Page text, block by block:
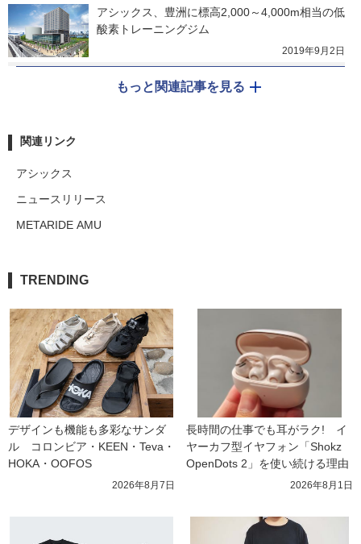
アシックス、豊洲に標高2,000～4,000m相当の低
酸素トレーニングジム
2019年9月2日
もっと関連記事を見る
関連リンク
アシックス
ニュースリリース
METARIDE AMU
TRENDING
デザインも機能も多彩なサンダ
ル　コロンビア・KEEN・Teva・
HOKA・OOFOS
2026年8月7日
長時間の仕事でも耳がラク!　イ
ヤーカフ型イヤフォン「Shokz
OpenDots 2」を使い続ける理由
2026年8月1日